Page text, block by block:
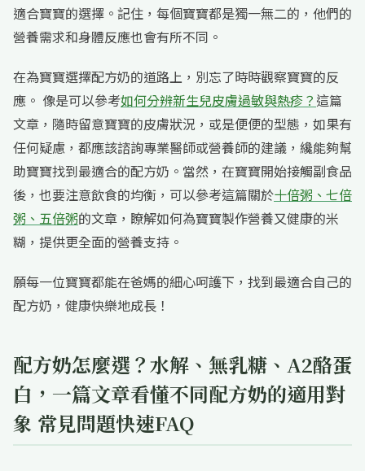
適合寶寶的選擇。記住，每個寶寶都是獨一無二的，他們的
營養需求和身體反應也會有所不同。
在為寶寶選擇配方奶的道路上，別忘了時時觀察寶寶的反
應。 像是可以參考如何分辨新生兒皮膚過敏與熱疹？ 這篇
文章，隨時留意寶寶的皮膚狀況，或是便便的型態，如果有
任何疑慮，都應該諮詢專業醫師或營養師的建議，纔能夠幫
助寶寶找到最適合的配方奶。當然，在寶寶開始接觸副食品
後，也要注意飲食的均衡，可以參考這篇關於十倍粥、七倍
粥、五倍粥的文章，瞭解如何為寶寶製作營養又健康的米
糊，提供更全面的營養支持。
願每一位寶寶都能在爸媽的細心呵護下，找到最適合自己的
配方奶，健康快樂地成長！
配方奶怎麼選？水解、無乳糖、A2酪蛋
白，一篇文章看懂不同配方奶的適用對
象 常見問題快速FAQ